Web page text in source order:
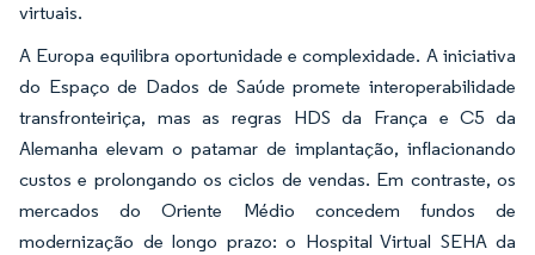
virtuais.
A Europa equilibra oportunidade e complexidade. A iniciativa
do Espaço de Dados de Saúde promete interoperabilidade
transfronteiriça, mas as regras HDS da França e C5 da
Alemanha elevam o patamar de implantação, inflacionando
custos e prolongando os ciclos de vendas. Em contraste, os
mercados do Oriente Médio concedem fundos de
modernização de longo prazo: o Hospital Virtual SEHA da